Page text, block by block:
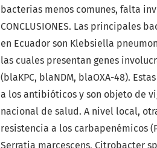
bacterias menos comunes, falta
CONCLUSIONES. Las principales
en Ecuador son Klebsiella
las cuales presentan genes
(blaKPC, blaNDM, blaOXA-48).
a los antibióticos y son objeto de
nacional de salud. A nivel local,
resistencia a los carbapenémicos
Serratia marcescens, Citrobacter